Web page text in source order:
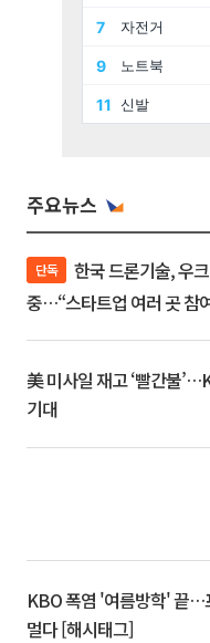
주요뉴스
단독
중…“스타트업 여러 곳 참
美 미사일 재고 ‘빨간불
기대
KBO 폭염 '여름방학' 끝…
멀다 [해시태그]